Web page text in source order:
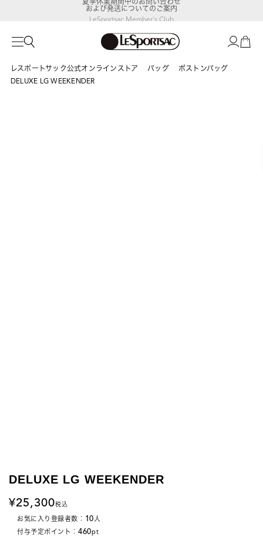
LeSportsac Member's Club
ポイントアップキャンペーン開催中
および発送についてのご案内
レスポートサック公式オンラインストア バッグ
ボストンバッグ
DELUXE LG WEEKENDER
DELUXE LG WEEKENDER
25,300税込
お気に入り登録者数： 10人
付与予定ポイント： 460pt